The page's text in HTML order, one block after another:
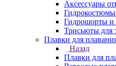
Аксессуары
Гидрошорты и
Трисьюты для
Плавки для
Назад
Плавки для